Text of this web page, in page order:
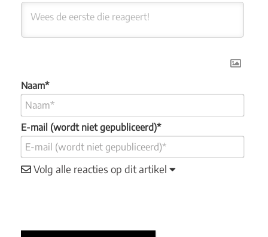
Naam*
E-mail (wordt niet gepubliceerd)*
Volg alle reacties op dit artikel